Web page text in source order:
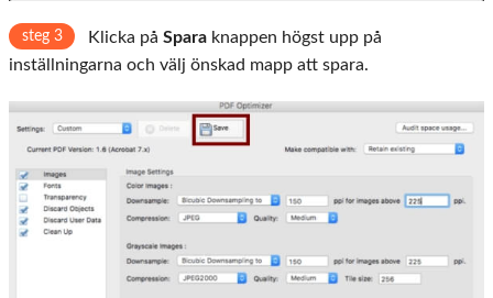
steg 3 Klicka på Spara knappen högst upp på
inställningarna och välj önskad mapp att spara.